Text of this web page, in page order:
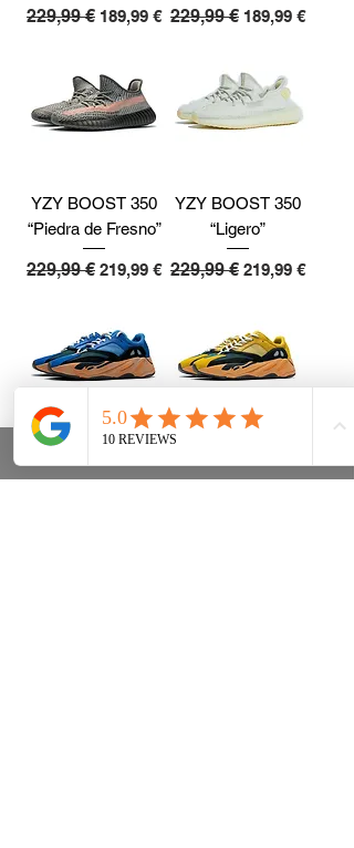
Precio
229,99 € Precio de oferta
189,99 € Precio
229,99 € Precio de
189,99 €
YZY BOOST 350
“Piedra de Fresno”
Precio
229,99 € Precio de oferta
219,99 €
YZY BOOST 350
“Ligero”
Precio
229,99 € Precio de
219,99 €
“Azul Brillante”
"Sol"